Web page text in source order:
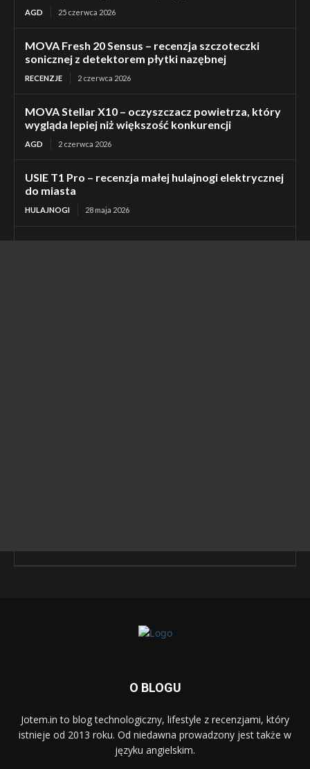
AGD 25 czerwca 2026
MOVA Fresh 20 Sensus – recenzja szczoteczki
sonicznej z detektorem płytki nazębnej
RECENZJE 2 czerwca 2026
MOVA Stellar X10 – oczyszczacz powietrza, który
wygląda lepiej niż większość konkurencji
AGD 2 czerwca 2026
USIE T1 Pro – recenzja małej hulajnogi elektrycznej
do miasta
HULAJNOGI 28 maja 2026
O BLOGU
Jotem.in to blog technologiczny, lifestyle z recenzjami, który
istnieje od 2013 roku. Od niedawna prowadzony jest także w
języku angielskim.